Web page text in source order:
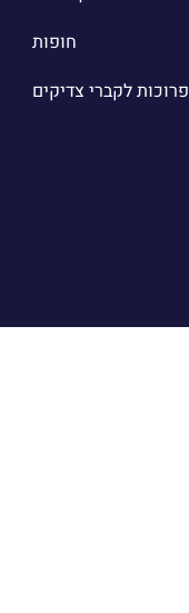
חופות
פרוכות לקברי צדיקים